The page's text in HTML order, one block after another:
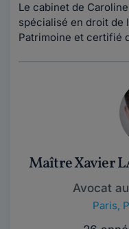
Le cabinet de
spécialisé en droit de
Patrimoine et certifié
Maître Xavier
Avocat
Paris,